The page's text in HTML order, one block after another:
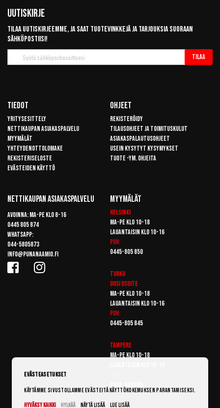
Uutiskirje
Tilaa uutiskirjeemme, ja saat tuotevinkkejä ja tarjouksia suoraan
sähköpostiisi!
uutiskirje
Tilaa
Tiedot
Yritysesittely
Nettikaupan asiakaspalvelu
Myymälät
Yhteydenottolomake
Rekisteriseloste
Evästeiden käyttö
Ohjeet
Rekisteröidy
Tilausohjeet ja toimituskulut
Asiakaspalautusohjeet
Usein kysytyt kysymykset
Tuote -ym. ohjeita
Nettikaupan Asiakaspalvelu
Avoinna: Ma-pe klo 8-16
0445 805 874
Whatsapp:
044-5805873
info@punanaamio.fi
Myymälät
Helsinki
Ma-pe klo 10-18
Lauantaisin klo 10-16
Puh:
0445-805 850
Turku
Uusi osoite
Ma-pe klo 10-18
Lauantaisin klo 10-16
Puh:
0445-805 845
Tampere
Ma-pe klo 10-18
Evästeasetukset
Käytämme sivustollamme evästeitä käyttökokemuksen parantamiseksi.
Hyväksy kaikki
Hylkää Näytä lisää Lue lisää